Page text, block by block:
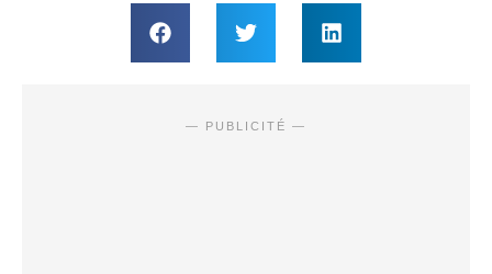
— PUBLICITÉ —